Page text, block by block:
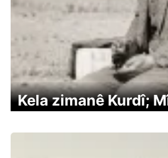
Kela zimanê Kurdî;